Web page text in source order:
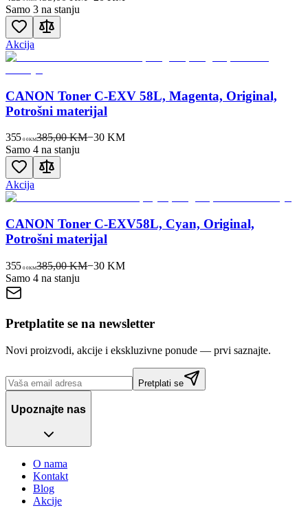
Samo 3 na stanju
Akcija
CANON Toner C-EXV 58L, Magenta, Original,
Potrošni materijal
355 00KM385,00 KM−30 KM
Samo 4 na stanju
Akcija
CANON Toner C-EXV58L, Cyan, Original,
Potrošni materijal
355 00KM385,00 KM−30 KM
Samo 4 na stanju
Pretplatite se na newsletter
Novi proizvodi, akcije i ekskluzivne ponude — prvi saznajte.
Pretplati se
Upoznajte nas
O nama
Kontakt
Blog
Akcije